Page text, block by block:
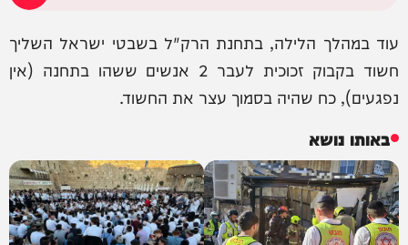
עוד במהלך הלילה, בתחנת הרק"ל בשבטי ישראל השליך
חשוד בקבוק זכוכית לעבר 2 אנשים ששהו בתחנה (אין
נפגעים), כח שהיה בסמוך עצר את החשוד.
באותו נושא